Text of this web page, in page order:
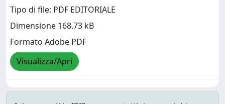
Tipo di file: PDF EDITORIALE
Dimensione 168.73 kB
Formato Adobe PDF
Visualizza/Apri